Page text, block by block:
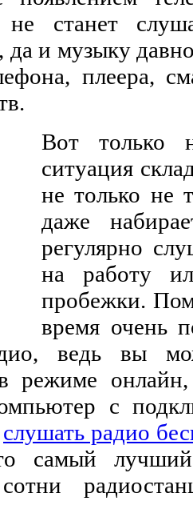
станет
да и музыку
плеера,
Вот только
ситуация
не только не
даже
регулярно
на работу
пробежки.
время очень
ведь вы
режиме
с
слушать радио
самый
сотни